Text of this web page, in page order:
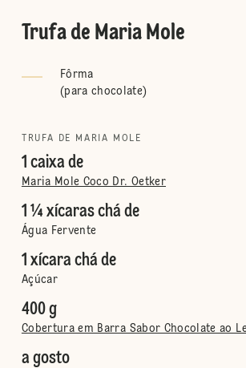
Trufa de Maria Mole
Fôrma
(para chocolate)
TRUFA DE MARIA MOLE
1 caixa de
Maria Mole Coco Dr. Oetker
1 ¼ xícaras chá de
Água Fervente
1 xícara chá de
Açúcar
400 g
Cobertura em Barra Sabor Chocolate ao
a gosto